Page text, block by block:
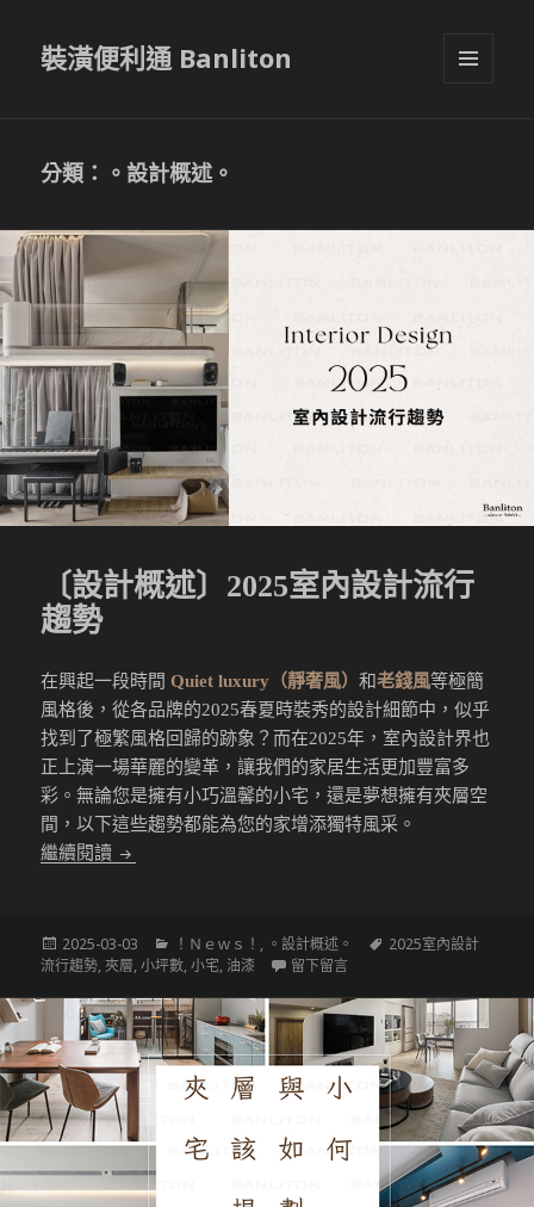
裝潢便利通 Banliton
分類：。設計概述。
〔設計概述〕2025室內設計流行
趨勢
在興起一段時間Quiet luxury（靜奢風）和老錢風等極簡
風格後，從各品牌的2025春夏時裝秀的設計細節中，似乎
找到了極繁風格回歸的跡象？而在2025年，室內設計界也
正上演一場華麗的變革，讓我們的家居生活更加豐富多
彩。無論您是擁有小巧溫馨的小宅，還是夢想擁有夾層空
間，以下這些趨勢都能為您的家增添獨特風采。
繼續閱讀 〔設計概述〕2025室內設計流行趨勢
發
佈
2025-03-03
分
類
！Ｎｅｗｓ！ , 。設計概述。
標
2025室內設計
流行趨勢,夾層,小坪數,小宅,油漆 留下留言在 〔設計概述〕2025室內設